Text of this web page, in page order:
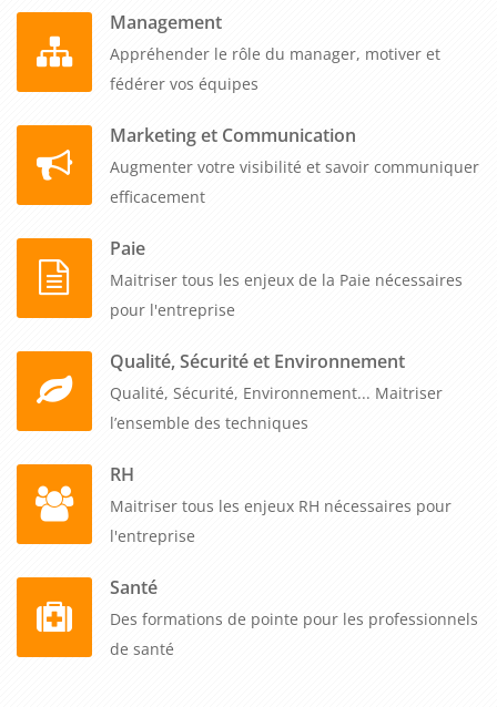
Management
Appréhender le rôle du manager, motiver et
fédérer vos équipes
Marketing et Communication
Augmenter votre visibilité et savoir communiquer
efficacement
Paie
Maitriser tous les enjeux de la Paie nécessaires
pour l'entreprise
Qualité, Sécurité et Environnement
Qualité, Sécurité, Environnement... Maitriser
l’ensemble des techniques
RH
Maitriser tous les enjeux RH nécessaires pour
l'entreprise
Santé
Des formations de pointe pour les professionnels
de santé